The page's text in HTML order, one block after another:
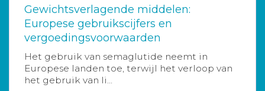
Gewichtsverlagende middelen:
Europese gebruikscijfers en
vergoedingsvoorwaarden
Het gebruik van semaglutide neemt in
Europese landen toe, terwijl het verloop van
het gebruik van li...